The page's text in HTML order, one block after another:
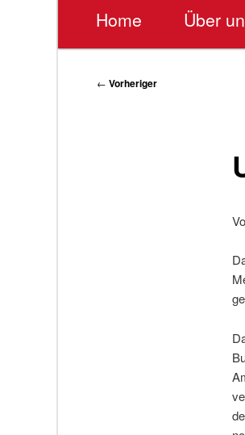
Home Über
Beitragsnavigation
← Vorheriger